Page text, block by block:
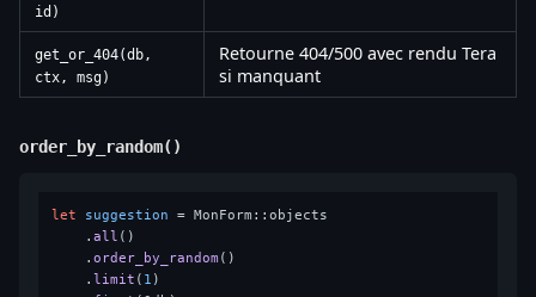
id)
get_or_404(db,
ctx, msg)
Retourne 404/500 avec rendu Tera
si manquant
order_by_random()
let suggestion = MonForm::objects
    .
all ()
    .
order_by_random ()
    .
limit ( 1 )